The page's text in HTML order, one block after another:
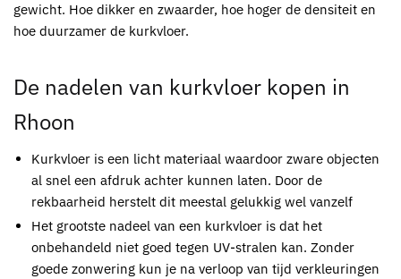
gewicht. Hoe dikker en zwaarder, hoe hoger de densiteit en
hoe duurzamer de kurkvloer.
De nadelen van kurkvloer kopen in
Rhoon
Kurkvloer is een licht materiaal waardoor zware objecten
al snel een afdruk achter kunnen laten. Door de
rekbaarheid herstelt dit meestal gelukkig wel vanzelf
Het grootste nadeel van een kurkvloer is dat het
onbehandeld niet goed tegen UV-stralen kan. Zonder
goede zonwering kun je na verloop van tijd verkleuringen